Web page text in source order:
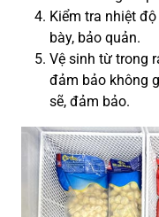
Kiểm tra nhiệt
bày, bảo quản.
Vệ sinh từ trong
đảm bảo không
sẽ, đảm bảo.